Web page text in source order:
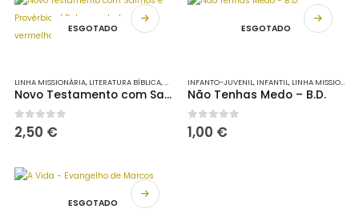
ESGOTADO
LINHA MISSIONÁRIA, LITERATURA BÍBLICA,NOVOS TESTAMENTOS,PORÇÕES
Novo Testamento com Salmos e Provérbios | Palavras de Jesus a vermelho | (RC68-360AFR)
0 out of 5
2,50 €
ESGOTADO
INFANTO-JUVENIL, INFANTIL, LINHA MISSIONÁRIA
Não Tenhas Medo – B.D.
0 out of 5
1,00 €
ESGOTADO